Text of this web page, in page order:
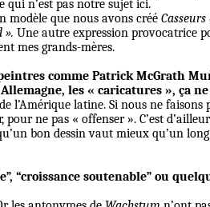
qui n’est pas notre sujet ici.
modèle que nous avons créé Casseurs
». Une autre expression provocatrice
mes grands-mères.
comme Patrick McGrath
les « caricatures », ça
latine. Si nous ne faisons
ne pas « offenser ». C’est
bon dessin vaut mieux qu’un
soutenable” ou